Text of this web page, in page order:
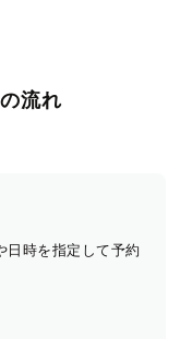
流れ
日時を指定して予約